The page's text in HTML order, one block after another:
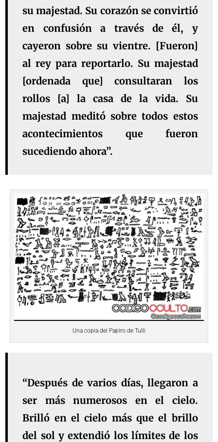
su majestad. Su corazón se convirtió
en confusión a través de él, y
cayeron sobre su vientre. [Fueron]
al rey para reportarlo. Su majestad
[ordenada que] consultaran los
rollos [a] la casa de la vida. Su
majestad meditó sobre todos estos
acontecimientos que fueron
sucediendo ahora”.
Una copia del Papiro de Tulli
“Después de varios días, llegaron a
ser másnumerosos en el cielo.
Brilló en el cielo más que el brillo
del soly extendió los límites de los